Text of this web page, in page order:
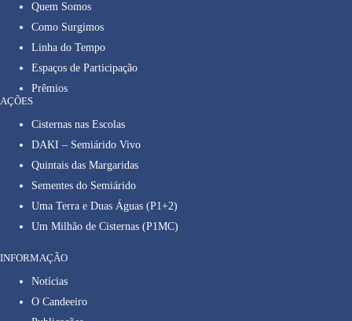
Quem Somos
Como Surgimos
Linha do Tempo
Espaços de Participação
Prêmios
AÇÕES
Cisternas nas Escolas
DAKI – Semiárido Vivo
Quintais das Margaridas
Sementes do Semiárido
Uma Terra e Duas Águas (P1+2)
Um Milhão de Cisternas (P1MC)
INFORMAÇÃO
Notícias
O Candeeiro